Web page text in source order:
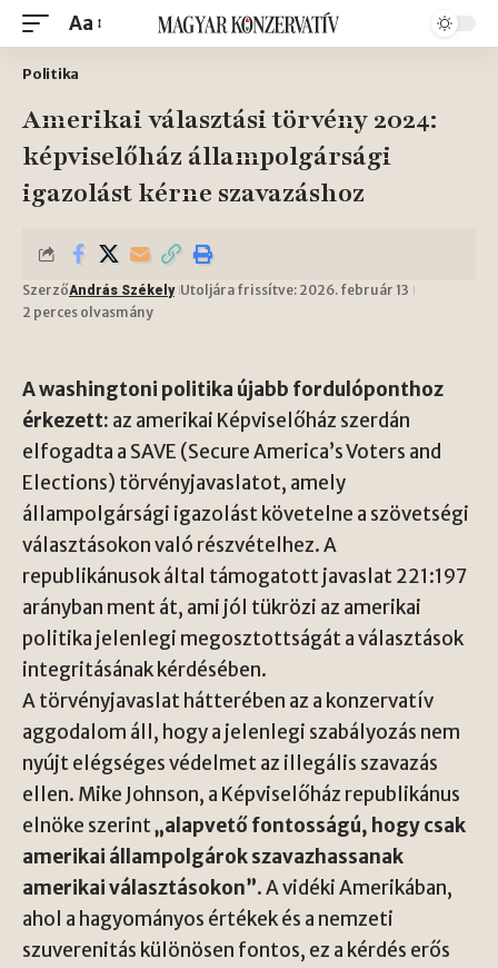
Aa
Politika
Amerikai választási törvény 2024:
képviselőház állampolgársági
igazolást kérne szavazáshoz
SzerzőAndrás Székely Utoljára frissítve: 2026. február 13
2 perces olvasmány
A washingtoni politika újabb fordulóponthoz
érkezett: az amerikai Képviselőház szerdán
elfogadta a SAVE (Secure America’s Voters and
Elections) törvényjavaslatot, amely
állampolgársági igazolást követelne a szövetségi
választásokon való részvételhez. A
republikánusok által támogatott javaslat 221:197
arányban ment át, ami jól tükrözi az amerikai
politika jelenlegi megosztottságát a választások
integritásának kérdésében.
A törvényjavaslat hátterében az a konzervatív
aggodalom áll, hogy a jelenlegi szabályozás nem
nyújt elégséges védelmet az illegális szavazás
ellen. Mike Johnson, a Képviselőház republikánus
elnöke szerint„alapvető fontosságú, hogy csak
amerikai állampolgárok szavazhassanak
amerikai választásokon”. A vidéki Amerikában,
ahol a hagyományos értékek és a nemzeti
szuverenitás különösen fontos, ez a kérdés erős